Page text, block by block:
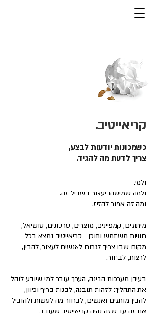
קריאייטיב.
כשמכונות יודעות לבצע,
צריך לדעת מה להגיד.
ולמי.
ולמה שמישהו יעצור בשביל זה.
ומה זה אמור להזיז.
מיתוגים, קמפיינים, מוצרים, סרטונים, סושיאל,
חוויות משתמש ותוכן - קריאייטיב נמצא בכל
מקום שבו צריך לגרום לאנשים לעצור, להבין,
לרצות, לבחור.
בעידן מערכות הבינה, הערך עובר למי שיודע לנהל
את התהליך: לזהות תובנה, לבנות בריף וכיוון,
להבין מותגים ואנשים, לבחור מה לעשות ולהוביל
את זה עד שזה נהיה קריאייטיב שעובד.